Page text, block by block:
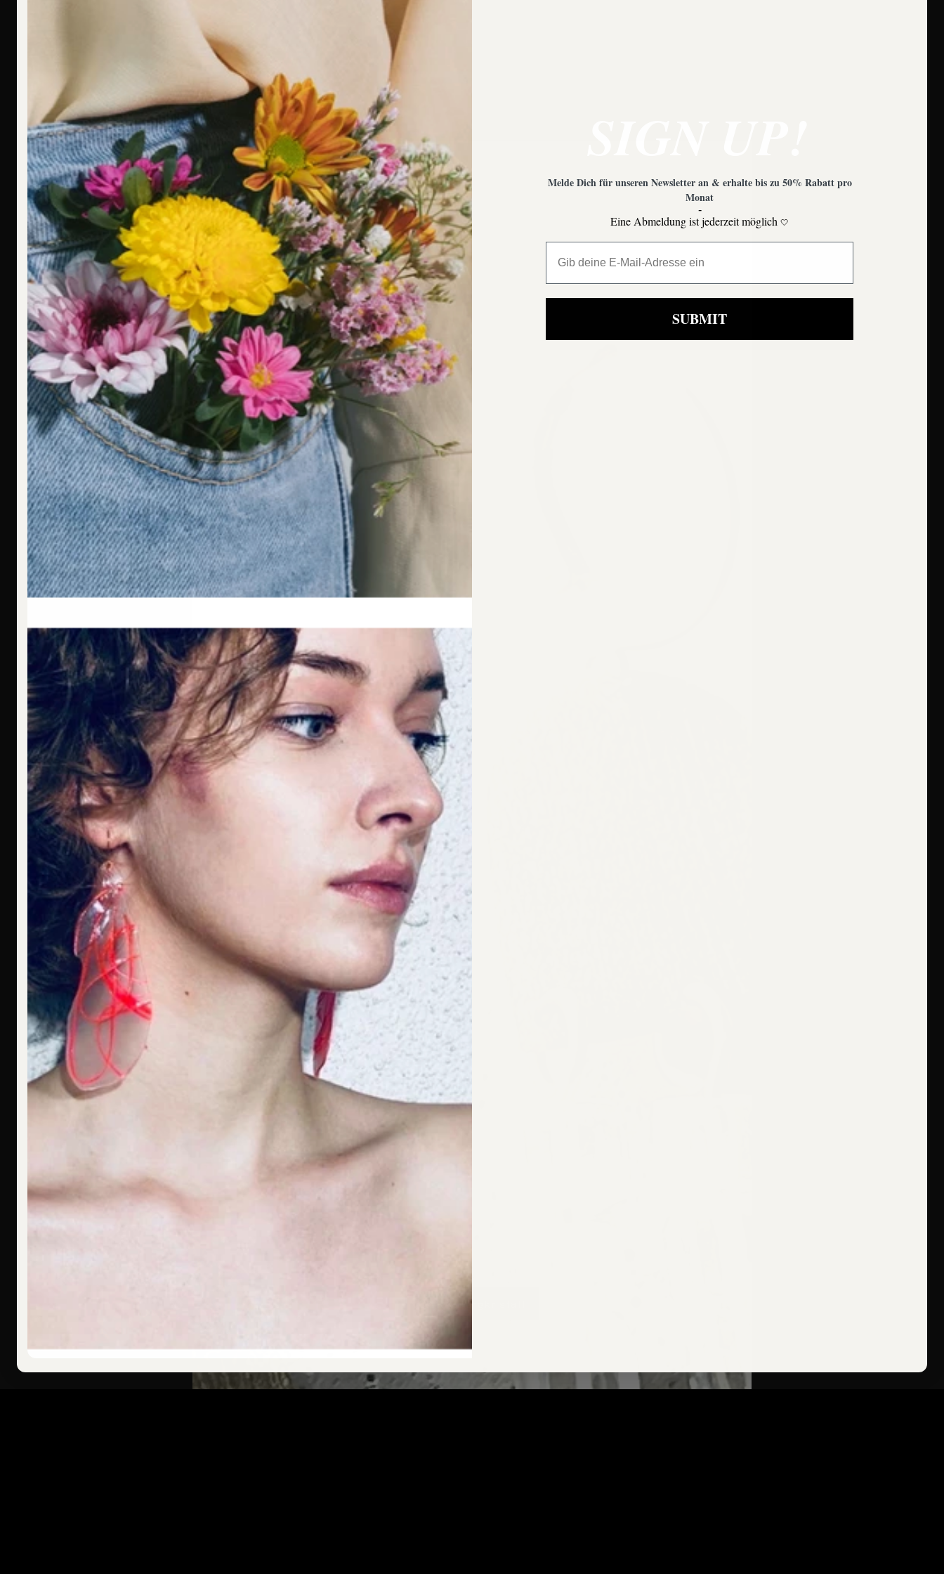
Ich bin allergisch gegen bestimmte Metalle. Hast Du hier Empfehlungen?
CARA Bergkristall
Melde Dich für unseren Newsletter an & erhalte bis zu 50% Rabatt pro
Monat
-
Eine Abmeldung ist jederzeit möglich 🤍
SUBMIT